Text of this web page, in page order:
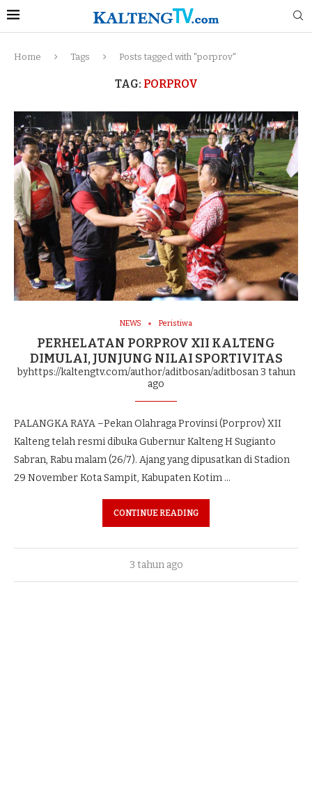
Home Tags Posts tagged with "porprov"
TAG: PORPROV
NEWS Peristiwa
PERHELATAN PORPROV XII KALTENG
DIMULAI, JUNJUNG NILAI SPORTIVITAS
byhttps://kaltengtv.com/author/aditbosan/aditbosan3 tahun
ago
PALANGKA RAYA –Pekan Olahraga Provinsi (Porprov) XII
Kalteng telah resmi dibuka Gubernur Kalteng H Sugianto
Sabran, Rabu malam (26/7). Ajang yang dipusatkan di Stadion
29 November Kota Sampit, Kabupaten Kotim …
CONTINUE READING
3 tahun ago